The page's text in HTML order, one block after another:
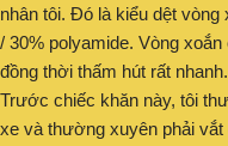
nhân tôi. Đó là kiểu dệt
/ 30% polyamide. Vòng
đồng thời thấm hút rất nhanh.
Trước chiếc khăn này, tôi
xe và thường xuyên phải